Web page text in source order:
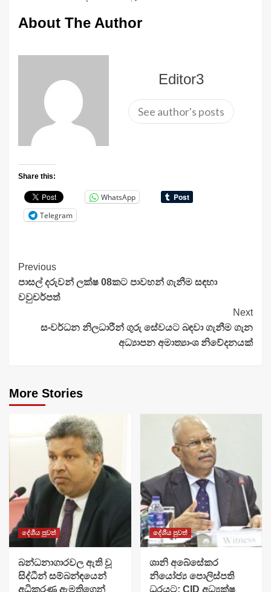
About The Author
Editor3
See author's posts
Share this:
WhatsApp
Telegram
Continue
Reading
Previous
පාසල් දරුවන් ලක්ෂ 08කට පාවහන් ගැනීම සඳහා
වවුචර්පත්
Next
සංවර්ධන නිලධාරීන් ගුරු සේවයට බඳවා ගැනීම ගැන
අධ්‍යාපන අමාත්‍යාංශ නිවේදනයක්
More Stories
දේශීය පුවත්
බන්ධනාගාරවල ඇති වූ
සිද්ධීන් සම්බන්ඳයෙන්
අධිකරණ ඇමතිගෙන්
දේශීය පුවත්
ශානි අබේසේකර
නියෝජ්‍ය පොලිස්පති
ධුරයට; CID අධ්‍යක්ෂ